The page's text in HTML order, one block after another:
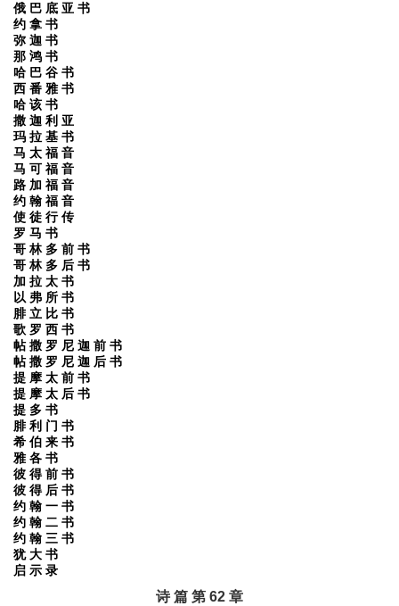
俄 巴 底 亚 书
约 拿 书
弥 迦 书
那 鸿 书
哈 巴 谷 书
西 番 雅 书
哈 该 书
撒 迦 利 亚
玛 拉 基 书
马 太 福 音
马 可 福 音
路 加 福 音
约 翰 福 音
使 徒 行 传
罗 马 书
哥 林 多 前 书
哥 林 多 后 书
加 拉 太 书
以 弗 所 书
腓 立 比 书
歌 罗 西 书
帖 撒 罗 尼 迦 前 书
帖 撒 罗 尼 迦 后 书
提 摩 太 前 书
提 摩 太 后 书
提 多 书
腓 利 门 书
希 伯 来 书
雅 各 书
彼 得 前 书
彼 得 后 书
约 翰 一 书
约 翰 二 书
约 翰 三 书
犹 大 书
启 示 录
诗 篇 第 62 章